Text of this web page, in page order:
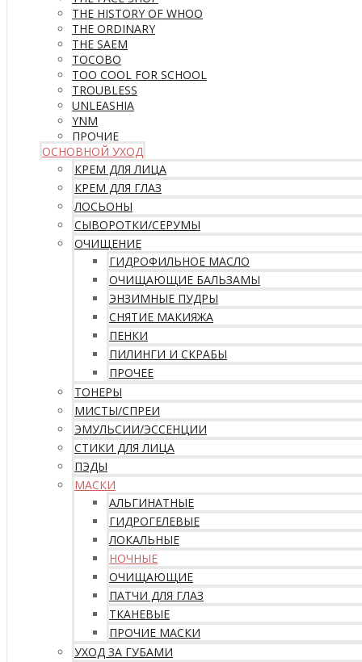
THE HISTORY OF WHOO
THE ORDINARY
THE SAEM
TOCOBO
TOO COOL FOR SCHOOL
TROUBLESS
UNLEASHIA
YNM
ПРОЧИЕ
ОСНОВНОЙ УХОД
КРЕМ ДЛЯ ЛИЦА
КРЕМ ДЛЯ ГЛАЗ
ЛОСЬОНЫ
СЫВОРОТКИ/СЕРУМЫ
ОЧИЩЕНИЕ
ГИДРОФИЛЬНОЕ МАСЛО
ОЧИЩАЮЩИЕ БАЛЬЗАМЫ
ЭНЗИМНЫЕ ПУДРЫ
СНЯТИЕ МАКИЯЖА
ПЕНКИ
ПИЛИНГИ И СКРАБЫ
ПРОЧЕЕ
ТОНЕРЫ
МИСТЫ/СПРЕИ
ЭМУЛЬСИИ/ЭССЕНЦИИ
СТИКИ ДЛЯ ЛИЦА
ПЭДЫ
МАСКИ
АЛЬГИНАТНЫЕ
ГИДРОГЕЛЕВЫЕ
ЛОКАЛЬНЫЕ
НОЧНЫЕ
ОЧИЩАЮЩИЕ
ПАТЧИ ДЛЯ ГЛАЗ
ТКАНЕВЫЕ
ПРОЧИЕ МАСКИ
УХОД ЗА ГУБАМИ